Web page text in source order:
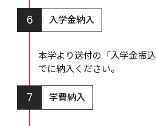
6 入学金納入
本学より送付の「入学金振
でに納入ください。
7 学費納入